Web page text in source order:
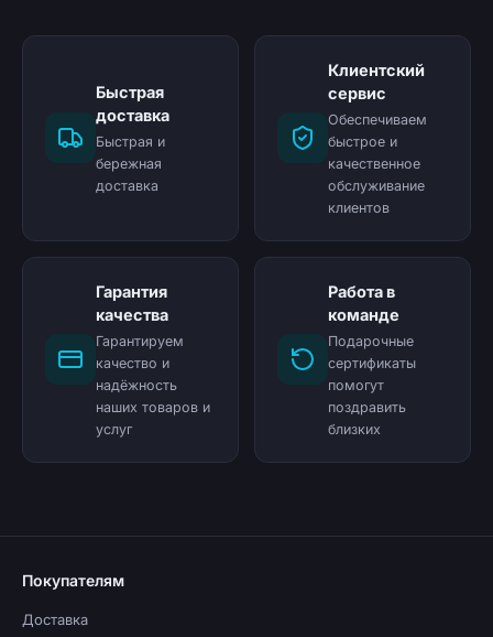
Быстрая
доставка
Быстрая и
бережная
доставка
Клиентский
сервис
Обеспечиваем
быстрое и
качественное
обслуживание
клиентов
Гарантия
качества
Гарантируем
качество и
надёжность
наших товаров и
услуг
Работа в
команде
Подарочные
сертификаты
помогут
поздравить
близких
Покупателям
Доставка